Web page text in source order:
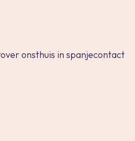
over onsthuis in spanjecontact